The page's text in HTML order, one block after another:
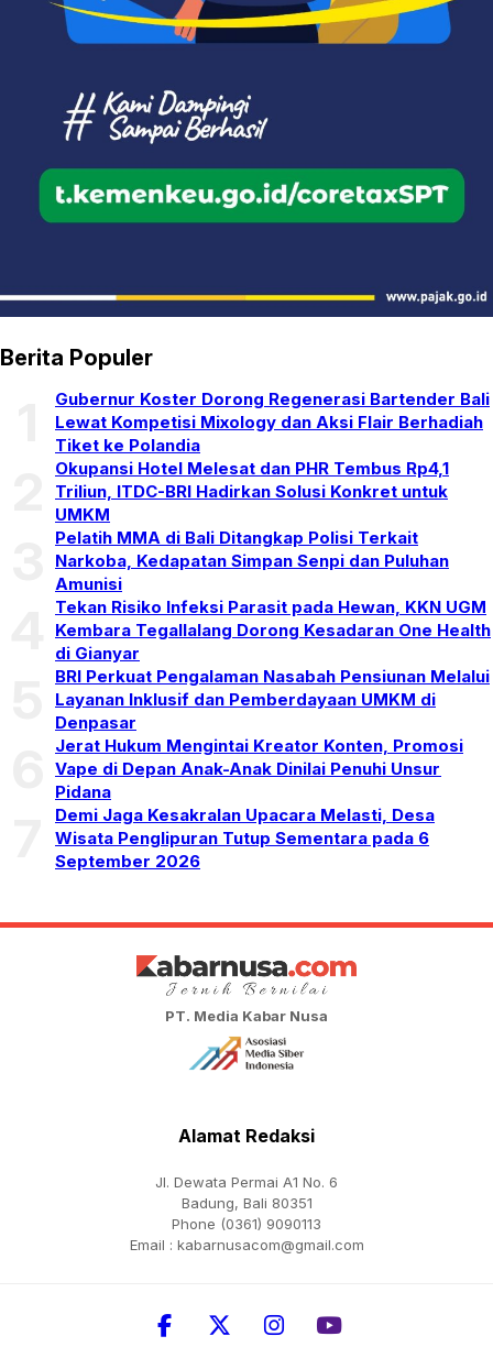
Berita Populer
Gubernur Koster Dorong Regenerasi Bartender Bali
Lewat Kompetisi Mixology dan Aksi Flair Berhadiah
Tiket ke Polandia
Okupansi Hotel Melesat dan PHR Tembus Rp4,1
Triliun, ITDC-BRI Hadirkan Solusi Konkret untuk
UMKM
Pelatih MMA di Bali Ditangkap Polisi Terkait
Narkoba, Kedapatan Simpan Senpi dan Puluhan
Amunisi
Tekan Risiko Infeksi Parasit pada Hewan, KKN UGM
Kembara Tegallalang Dorong Kesadaran One Health
di Gianyar
BRI Perkuat Pengalaman Nasabah Pensiunan Melalui
Layanan Inklusif dan Pemberdayaan UMKM di
Denpasar
Jerat Hukum Mengintai Kreator Konten, Promosi
Vape di Depan Anak-Anak Dinilai Penuhi Unsur
Pidana
Demi Jaga Kesakralan Upacara Melasti, Desa
Wisata Penglipuran Tutup Sementara pada 6
September 2026
PT. Media Kabar Nusa
Alamat Redaksi
Jl. Dewata Permai A1 No. 6
Badung, Bali 80351
Phone (0361) 9090113
Email : kabarnusacom@gmail.com